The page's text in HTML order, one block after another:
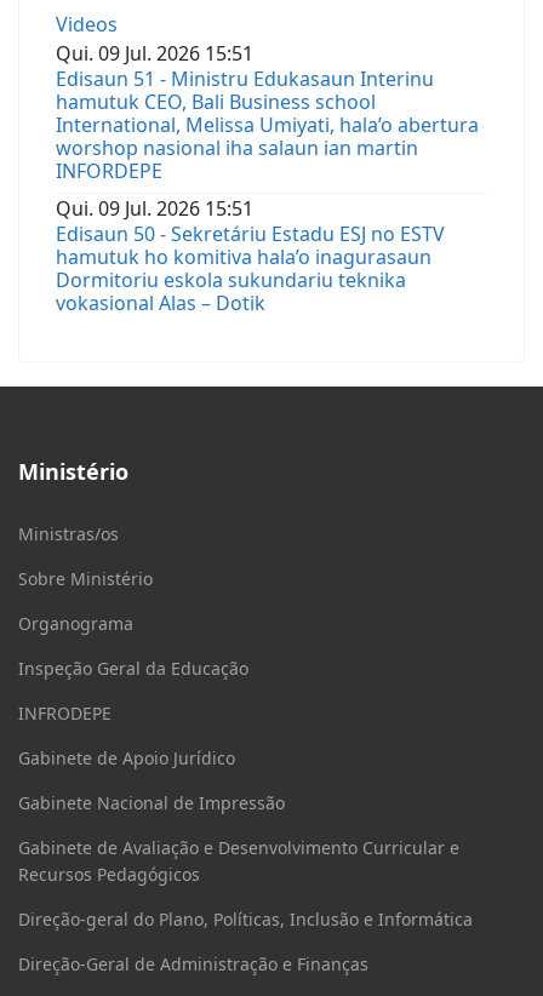
Videos
Qui. 09 Jul. 2026 15:51
Edisaun 51 - Ministru Edukasaun Interinu
hamutuk CEO, Bali Business school
International, Melissa Umiyati, hala’o abertura
worshop nasional iha salaun ian martin
INFORDEPE
Qui. 09 Jul. 2026 15:51
Edisaun 50 - Sekretáriu Estadu ESJ no ESTV
hamutuk ho komitiva hala’o inagurasaun
Dormitoriu eskola sukundariu teknika
vokasional Alas – Dotik
Ministério
Ministras/os
Sobre Ministério
Organograma
Inspeção Geral da Educação
INFRODEPE
Gabinete de Apoio Jurídico
Gabinete Nacional de Impressão
Gabinete de Avaliação e Desenvolvimento Curricular e
Recursos Pedagógicos
Direção-geral do Plano, Políticas, Inclusão e Informática
Direção-Geral de Administração e Finanças